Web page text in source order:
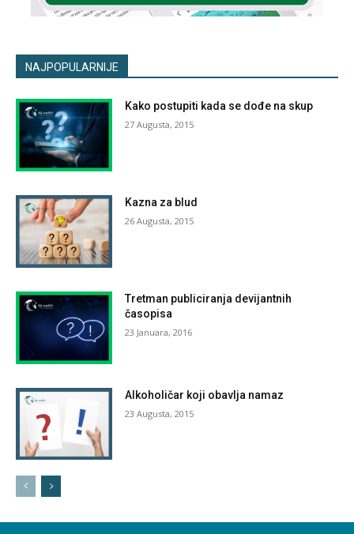
NAJPOPULARNIJE
Kako postupiti kada se dođe na skup
27 Augusta, 2015
Kazna za blud
26 Augusta, 2015
Tretman publiciranja devijantnih
časopisa
23 Januara, 2016
Alkoholičar koji obavlja namaz
23 Augusta, 2015